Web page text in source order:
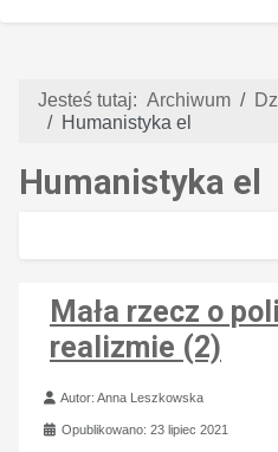
Jesteś tutaj: Archiwum
Humanistyka el
Humanistyka el
Mała rzecz o
realizmie (2)
Szczegóły
Autor:Anna Leszkowska
Opublikowano: 23 lipiec 2021